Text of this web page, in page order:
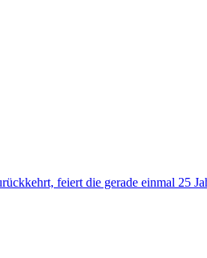
feiert die gerade einmal 25